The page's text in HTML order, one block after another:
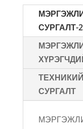
СУРГАЛТ-
СУРГАЛТ